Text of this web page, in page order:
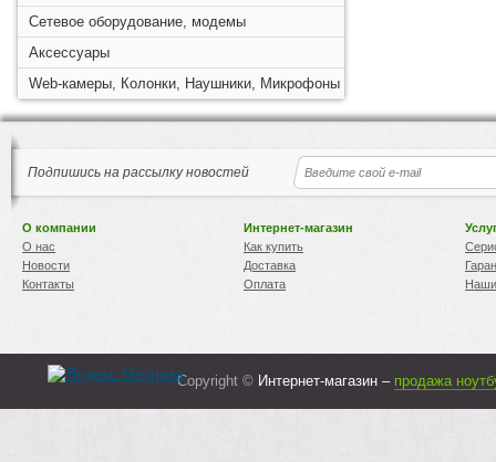
Сетевое оборудование, модемы
Аксессуары
Web-камеры, Колонки, Наушники, Микрофоны
Подпишись на рассылку новостей
О компании
О нас
Новости
Контакты
Интернет-магазин
Как купить
Доставка
Оплата
Copyright © Интернет-магазин – продажа